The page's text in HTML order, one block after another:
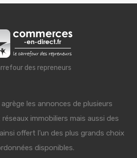
des repreneurs
les annonces de plusieurs
immobiliers mais aussi des
offert l'un des plus grands choix
disponibles.